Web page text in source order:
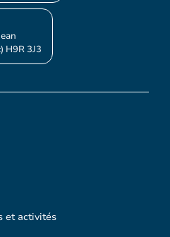
et activités
H9R 3J3